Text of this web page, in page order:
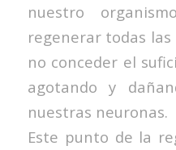
nuestro
regenerar todas
no conceder el
agotando y
nuestras neuronas.
Este punto de la